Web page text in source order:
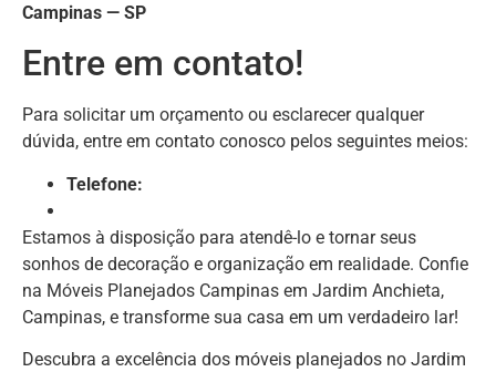
Campinas — SP
Entre em contato!
Para solicitar um orçamento ou esclarecer qualquer
dúvida, entre em contato conosco pelos seguintes meios:
Telefone:
Estamos à disposição para atendê-lo e tornar seus
sonhos de decoração e organização em realidade. Confie
na Móveis Planejados Campinas em Jardim Anchieta,
Campinas, e transforme sua casa em um verdadeiro lar!
Descubra a excelência dos móveis planejados no Jardim